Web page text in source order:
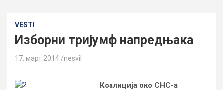
VESTI
Изборни тријумф напредњака
17. март 2014. nesvil
Коалиција око СНС-а